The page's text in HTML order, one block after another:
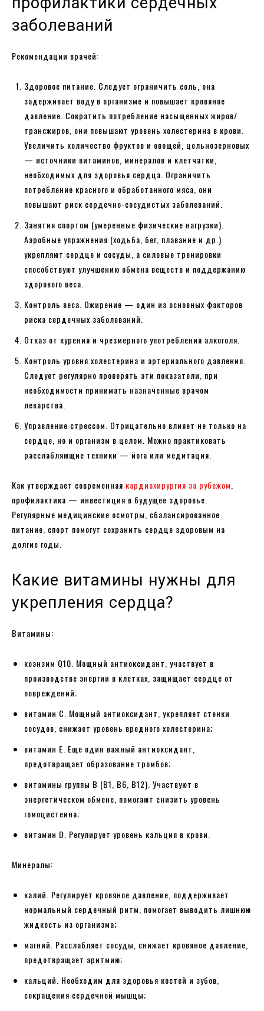
заболеваний
Рекомендации врачей:
Здоровое питание. Следует ограничить соль, она
задерживает воду в организме и повышает кровяное
давление. Сократить потребление насыщенных жиров/
трансжиров, они повышают уровень холестерина в крови.
Увеличить количество фруктов и овощей, цельнозерновых
— источники витаминов, минералов и клетчатки,
необходимых для здоровья сердца. Ограничить
потребление красного и обработанного мяса, они
повышают риск сердечно-сосудистых заболеваний.
Занятия спортом (умеренные физические нагрузки).
Аэробные упражнения (ходьба, бег, плавание и др.)
укрепляют сердце и сосуды, а силовые тренировки
способствуют улучшению обмена веществ и поддержанию
здорового веса.
Контроль веса. Ожирение — один из основных факторов
риска сердечных заболеваний.
Отказ от курения и чрезмерного употребления алкоголя.
Контроль уровня холестерина и артериального давления.
Следует регулярно проверять эти показатели, при
необходимости принимать назначенные врачом
лекарства.
Управление стрессом. Отрицательно влияет не только на
сердце, но и организм в целом. Можно практиковать
расслабляющие техники — йога или медитация.
Как утверждает современная кардиохирургия за рубежом
профилактика — инвестиция в будущее здоровье.
Регулярные медицинские осмотры, сбалансированное
питание, спорт помогут сохранить сердце здоровым на
долгие годы.
Какие витамины нужны для
укрепления сердца?
Витамины:
коэнзим Q10. Мощный антиоксидант, участвует в
производстве энергии в клетках, защищает сердце от
повреждений;
витамин C. Мощный антиоксидант, укрепляет стенки
сосудов, снижает уровень вредного холестерина;
витамин E. Еще один важный антиоксидант,
предотвращает образование тромбов;
витамины группы B (B1, B6, B12). Участвуют в
энергетическом обмене, помогают снизить уровень
гомоцистеина;
витамин D. Регулирует уровень кальция в крови.
Минералы:
калий. Регулирует кровяное давление, поддерживает
нормальный сердечный ритм, помогает выводить лишнюю
жидкость из организма;
магний. Расслабляет сосуды, снижает кровяное давление,
предотвращает аритмию;
кальций. Необходим для здоровья костей и зубов,
сокращения сердечной мышцы;